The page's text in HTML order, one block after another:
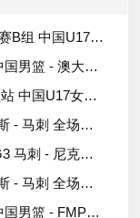
加拿大U17男篮 录像
亚男篮 全场录像
伏丁那女篮 全场录像
刺 全场录像
克斯 全场录像
刺 全场录像
拉德尼基 全场录像